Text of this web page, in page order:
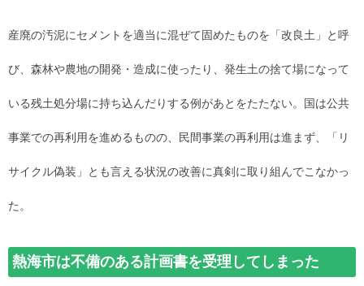
産廃の汚泥にセメントを適当に混ぜて固めたものを「改良土」と呼
び、森林や農地の開発・造成に使ったり、発生土の捨て場になって
いる残土処分場に持ち込んだりする例があとをたたない。国は公共
事業での再利用を進めるものの、民間事業の再利用は進まず、「リ
サイクル偽装」とも言える状況の改善に真剣に取り組んでこなかっ
た。
熱海市は不備のある計画書を受理してしまった